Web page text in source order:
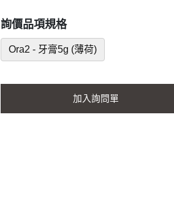
詢價品項規格
Ora2 - 牙膏5g (薄荷)
加入詢問單